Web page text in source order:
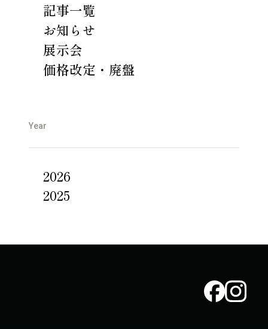
記事一覧
お知らせ
展示会
価格改定・廃盤
Year
2026
2025